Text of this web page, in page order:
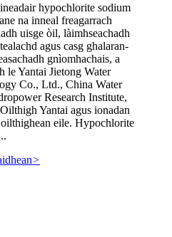
hypochlorite sodium
na inneal freagarrach
uisge òil, làimhseachadh
agus casg ghalaran-
gnìomhachais, a
le Yantai Jietong Water
Co., Ltd., China Water
Research Institute,
Yantai agus ionadan
oilthighean eile. Hypochlorite
>